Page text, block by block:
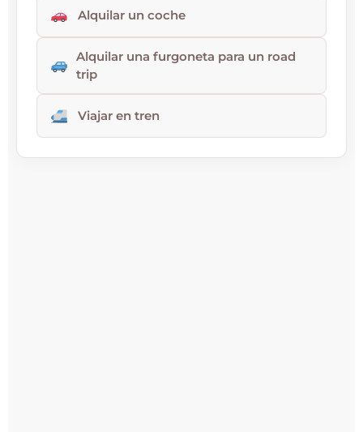
Alquilar un coche
Alquilar una furgoneta para un road
trip
Viajar en tren